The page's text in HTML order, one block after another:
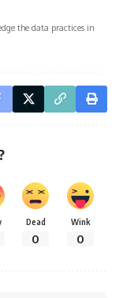
the data practices in
Dead
0
Wink
0